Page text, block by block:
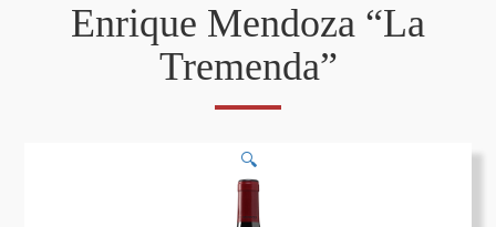
Enrique Mendoza “La
Tremenda”
🔍